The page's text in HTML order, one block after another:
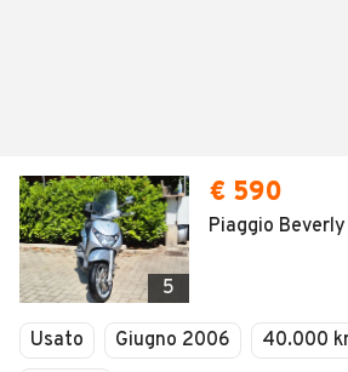
5
€ 590
Piaggio
Usato Giugno 2006 40.000